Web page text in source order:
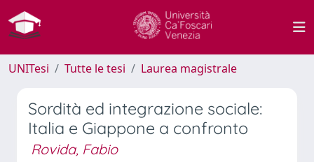
UNITesi Tutte le tesi Laurea magistrale
Sordità ed integrazione sociale:
Italia e Giappone a confronto
Rovida, Fabio